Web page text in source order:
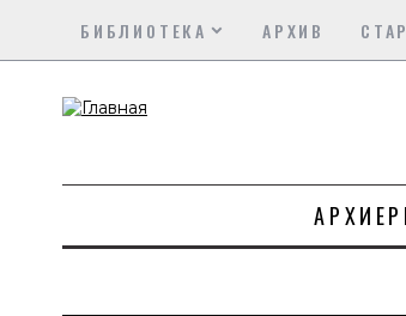
БИБЛИОТЕКА АРХИВ